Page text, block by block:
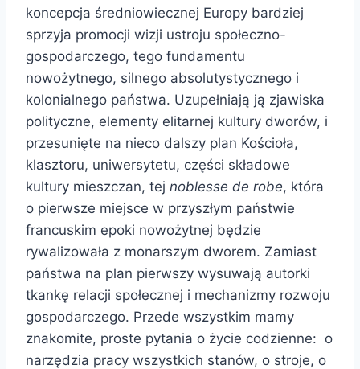
koncepcja średniowiecznej Europy bardziej
sprzyja promocji wizji ustroju społeczno-
gospodarczego, tego fundamentu
nowożytnego, silnego absolutystycznego i
kolonialnego państwa. Uzupełniają ją zjawiska
polityczne, elementy elitarnej kultury dworów, i
przesunięte na nieco dalszy plan Kościoła,
klasztoru, uniwersytetu, części składowe
kultury mieszczan, tej noblesse de robe, która
o pierwsze miejsce w przyszłym państwie
francuskim epoki nowożytnej będzie
rywalizowała z monarszym dworem. Zamiast
państwa na plan pierwszy wysuwają autorki
tkankę relacji społecznej i mechanizmy rozwoju
gospodarczego. Przede wszystkim mamy
znakomite, proste pytania o życie codzienne: o
narzędzia pracy wszystkich stanów, o stroje, o